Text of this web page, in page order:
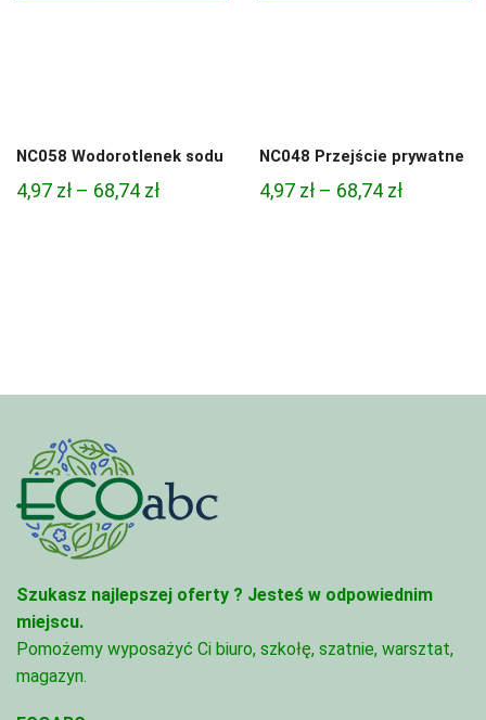
NC058 Wodorotlenek sodu
4,97 zł – 68,74 złZakres
NC048 Przejście prywatne
4,97 zł – 68,74 złZakres
Szukasz najlepszej oferty ? Jesteś w odpowiednim
miejscu.
Pomożemy wyposażyć Ci biuro, szkołę, szatnie, warsztat,
magazyn.